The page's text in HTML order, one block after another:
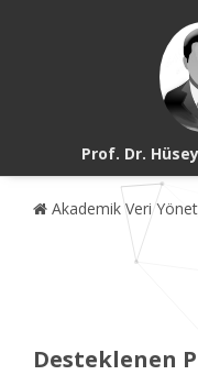
Prof. Dr.
Akademik Veri
Desteklenen